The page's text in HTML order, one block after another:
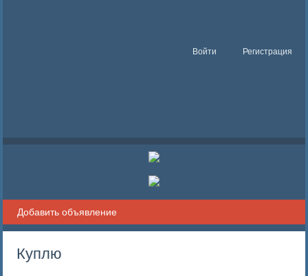
Войти Регистрация
Добавить объявление
Куплю